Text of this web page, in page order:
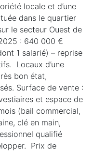
locale et d’une
dans le quartier
le secteur Ouest de
: 640 000 €
1 salarié) – reprise
Locaux d’une
bon état,
Surface de vente :
et espace de
(bail commercial,
clé en main,
qualifié
Prix de